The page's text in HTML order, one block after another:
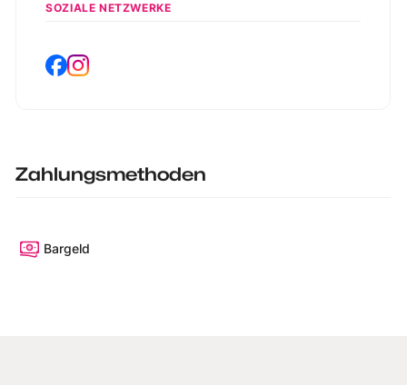
SOZIALE NETZWERKE
Zahlungsmethoden
Bargeld